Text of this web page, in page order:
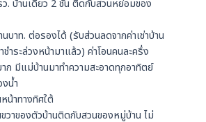
. บ้านเดี่ยว 2 ชั้น ติดกับสวนหย่อมของ
บาท. ต่อรองได้ (รับส่วนลดจากค่าเช่าบ้าน
ำระล่วงหน้ามาแล้ว) ค่าโอนคนละครึ่ง
ก มีแม่บ้านมาทำความสะอาดทุกอาทิตย์
น้ำ
น้าทางทิศใต้
วาของตัวบ้านติดกับสวนของหมู่บ้าน ไม่